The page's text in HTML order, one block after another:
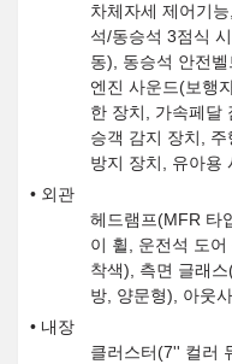
차체자세 제어기
석/동승석 3점식
동), 동승석 안전
엔진 사운드(보행
한 장치, 가속페달
승객 감지 장치,
방지 장치, 유아용
외관
헤드램프(MFR 타
이 휠, 운전석 도
착색), 측면 글래
방, 양문형), 아웃
내장
클러스터(7'' 컬러